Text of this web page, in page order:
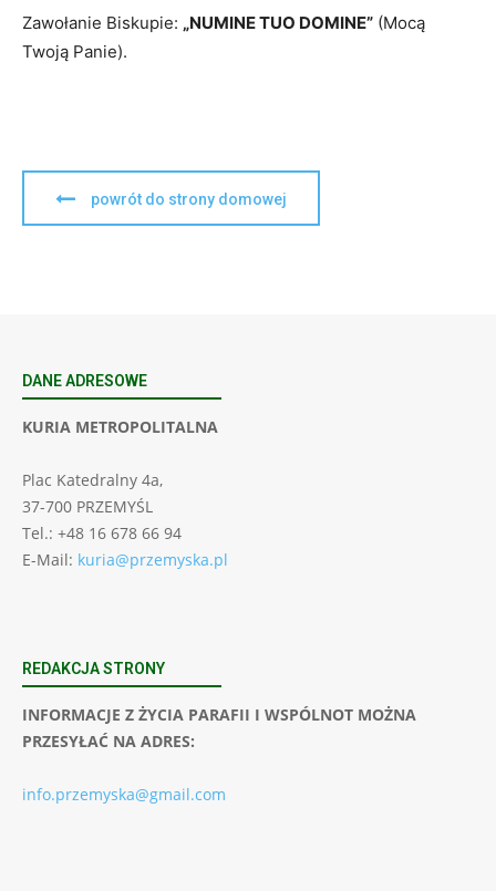
Zawołanie Biskupie: „NUMINE TUO DOMINE” (Mocą
Twoją Panie).
powrót do strony domowej
DANE ADRESOWE
KURIA METROPOLITALNA
Plac Katedralny 4a,
37-700 PRZEMYŚL
Tel.: +48 16 678 66 94
E-Mail: kuria@przemyska.pl
REDAKCJA STRONY
INFORMACJE Z ŻYCIA PARAFII I WSPÓLNOT MOŻNA
PRZESYŁAĆ NA ADRES:
info.przemyska@gmail.com